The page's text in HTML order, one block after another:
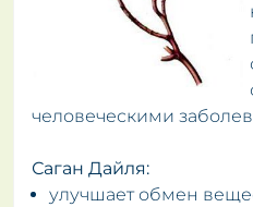
человеческими
Саган Дайля:
улучшает обмен